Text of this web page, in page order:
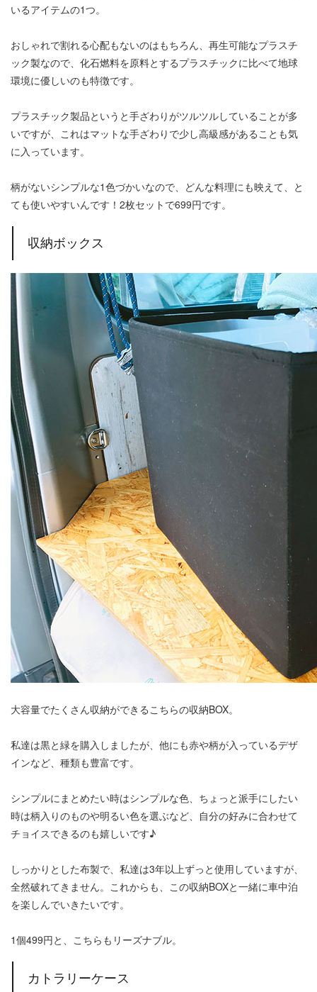
いるアイテムの1つ。
おしゃれで割れる心配もないのはもちろん、再生可能なプラスチ
ック製なので、化石燃料を原料とするプラスチックに比べて地球
環境に優しいのも特徴です。
プラスチック製品というと手ざわりがツルツルしていることが多
いですが、これはマットな手ざわりで少し高級感があることも気
に入っています。
柄がないシンプルな1色づかいなので、どんな料理にも映えて、と
ても使いやすいんです！2枚セットで699円です。
収納ボックス
大容量でたくさん収納ができるこちらの収納BOX。
私達は黒と緑を購入しましたが、他にも赤や柄が入っているデザ
インなど、種類も豊富です。
シンプルにまとめたい時はシンプルな色、ちょっと派手にしたい
時は柄入りのものや明るい色を選ぶなど、自分の好みに合わせて
チョイスできるのも嬉しいです♪
しっかりとした布製で、私達は3年以上ずっと使用していますが、
全然破れてきません。これからも、この収納BOXと一緒に車中泊
を楽しんでいきたいです。
1個499円と、こちらもリーズナブル。
カトラリーケース